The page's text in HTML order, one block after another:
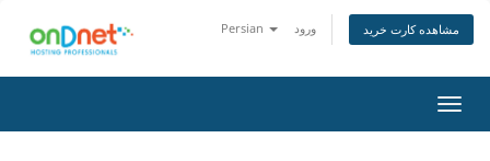
Persian ورود مشاهده کارت خرید
تغییر